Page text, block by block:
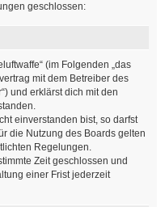
geschlossen:
(im Folgenden „das
mit dem Betreiber des
und erklärst dich mit den
einverstanden bist, so darfst
die Nutzung des Boards gelten
Regelungen.
Zeit geschlossen und
einer Frist jederzeit